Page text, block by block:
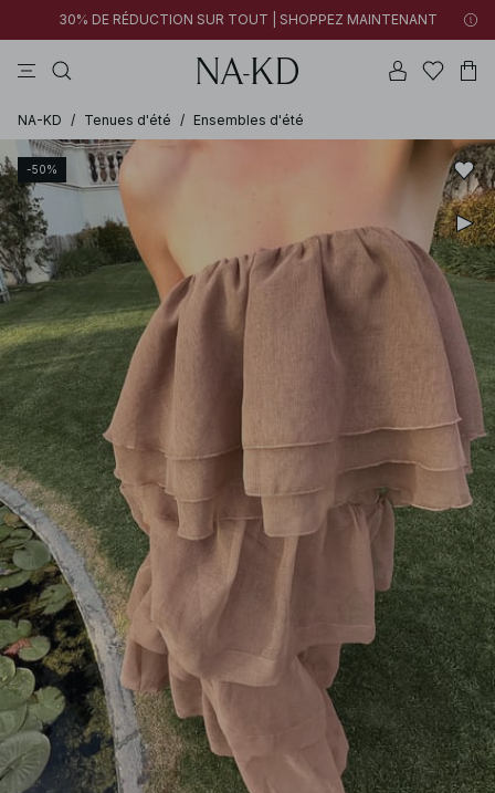
30% DE RÉDUCTION SUR TOUT | SHOPPEZ MAINTENANT
NA-KD / Tenues d'été / Ensembles d'été
-50%